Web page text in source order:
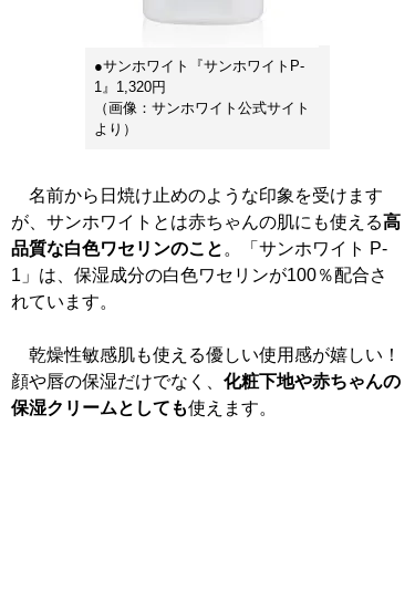
●サンホワイト『サンホワイトP-
1』1,320円
（画像：サンホワイト公式サイト
より）
名前から日焼け止めのような印象を受けます
が、サンホワイトとは赤ちゃんの肌にも使える高
品質な白色ワセリンのこと 。「サンホワイト P-
1」は、保湿成分の白色ワセリンが100％配合さ
れています。
乾燥性敏感肌も使える優しい使用感が嬉しい！
顔や唇の保湿だけでなく、 化粧下地や赤ちゃんの
保湿クリームとしても使えます。